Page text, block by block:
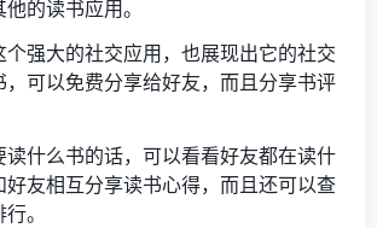
的读书应用。
强大的社交应用，也展现出它的社交
，可以免费分享给好友，而且分享书评
什么书的话，可以看看好友都在读什
好友相互分享读书心得，而且还可以查
。